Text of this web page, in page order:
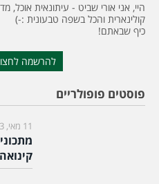
היי, אני אורי שביט - עיתונאית אוכל,
קולינארית והכל בשפה טבעונית :-)
כיף שבאתם!
להרשמה לחצו
פוסטים פופולריים
11 מאי, 2013